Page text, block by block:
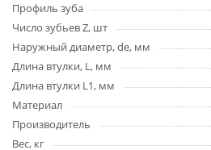
Профиль зуба
Число зубьев Z, шт
Наружный диаметр, de, мм
Длина втулки, L, мм
Длина втулки L1, мм
Материал
Производитель
Вес, кг